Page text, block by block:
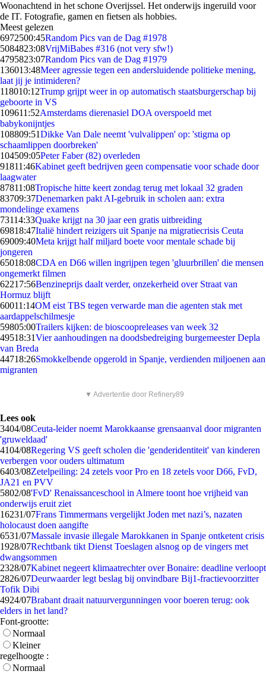
Woonachtend in het schone Overijssel. Het onderwijs ingeruild voor
de IT. Fotografie, gamen en fietsen als hobbies.
Meest gelezen
6972500:45Random Pics van de Dag #1978
5084823:08VrijMiBabes #316 (not very sfw!)
4795823:07Random Pics van de Dag #1979
136013:48Meer agressie tegen een andersluidende politieke mening,
laat jij je intimideren?
118010:12Trump grijpt weer in op automatisch staatsburgerschap bij
geboorte in VS
109611:52Amsterdams dierenasiel DOA overspoeld met
babykonijntjes
108809:51Dikke Van Dale neemt 'vulvalippen' op: 'stigma op
schaamlippen doorbreken'
104509:05Peter Faber (82) overleden
91811:46Kabinet geeft bedrijven geen compensatie voor schade door
laagwater
87811:08Tropische hitte keert zondag terug met lokaal 32 graden
83709:37Denemarken pakt AI-gebruik in scholen aan: extra
mondelinge examens
73114:33Quake krijgt na 30 jaar een gratis uitbreiding
69818:47Italië hindert reizigers uit Spanje na migratiecrisis Ceuta
69009:40Meta krijgt half miljard boete voor mentale schade bij
jongeren
65018:08CDA en D66 willen ingrijpen tegen 'gluurbrillen' die mensen
ongemerkt filmen
62217:56Benzineprijs daalt verder, onzekerheid over Straat van
Hormuz blijft
60011:14OM eist TBS tegen verwarde man die agenten stak met
aardappelschilmesje
59805:00Trailers kijken: de bioscoopreleases van week 32
49518:31Vier aanhoudingen na doodsbedreiging burgemeester Depla
van Breda
44718:26Smokkelbende opgerold in Spanje, verdienden miljoenen aan
migranten
▼ Advertentie door Refinery89
Lees ook
3404/08Ceuta-leider noemt Marokkaanse grensaanval door migranten
'gruweldaad'
4104/08Regering VS geeft scholen die 'genderidentiteit' van kinderen
verbergen voor ouders ultimatum
6403/08Zetelpeiling: 24 zetels voor Pro en 18 zetels voor D66, FvD,
JA21 en PVV
5802/08'FvD' Renaissanceschool in Almere toont hoe vrijheid van
onderwijs eruit ziet
16231/07Frans Timmermans vergelijkt Joden met nazi’s, nazaten
holocaust doen aangifte
6531/07Massale invasie illegale Marokkanen in Spanje ontketent crisis
1928/07Rechtbank tikt Dienst Toeslagen alsnog op de vingers met
dwangsommen
2328/07Kabinet negeert klimaatrechter over Bonaire: deadline verloopt
2826/07Deurwaarder legt beslag bij onvindbare Bij1-fractievoorzitter
Tofik Dibi
4924/07Brabant draait natuurvergunningen voor boeren terug: ook
elders in het land?
Font-grootte:
Normaal
Kleiner
regelhoogte :
Normaal